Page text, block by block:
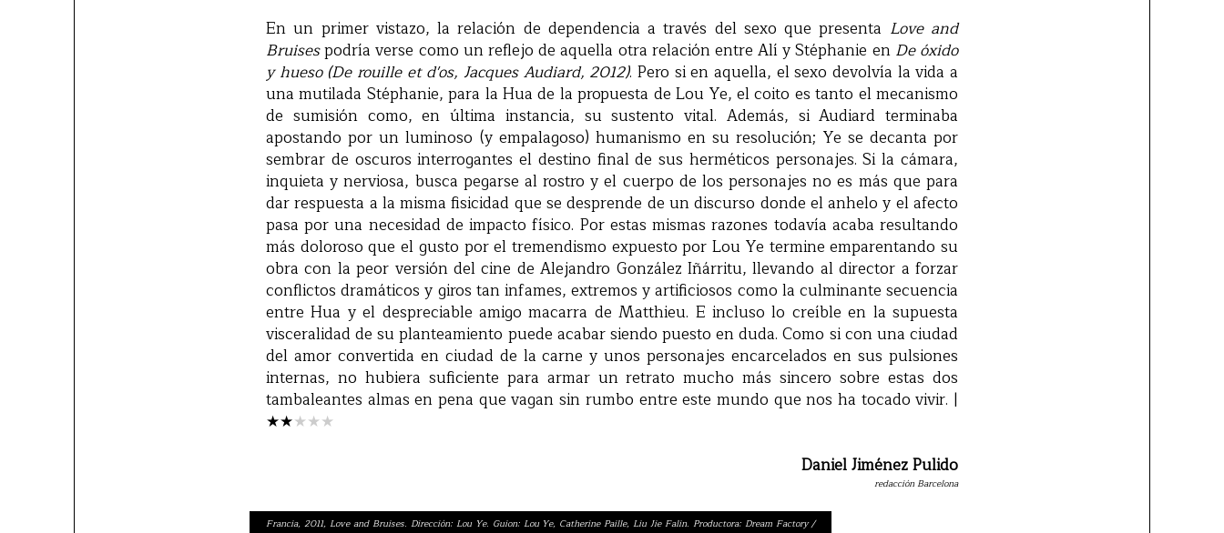
En un primer vistazo, la relación de dependencia a través del sexo que presenta Love and
Bruisespodría verse como un reflejo de aquella otra relación entre Alí y Stéphanie en De óxido
y hueso (De rouille et d'os, Jacques Audiard, 2012). Pero si en aquella, el sexo devolvía la vida a
una mutilada Stéphanie, para la Hua de la propuesta de Lou Ye, el coito es tanto el mecanismo
de sumisión como, en última instancia, su sustento vital. Además, si Audiard terminaba
apostando por un luminoso (y empalagoso) humanismo en su resolución; Ye se decanta por
sembrar de oscuros interrogantes el destino final de sus herméticos personajes. Si la cámara,
inquieta y nerviosa, busca pegarse al rostro y el cuerpo de los personajes no es más que para
dar respuesta a la misma fisicidad que se desprende de un discurso donde el anhelo y el afecto
pasa por una necesidad de impacto físico. Por estas mismas razones todavía acaba resultando
más doloroso que el gusto por el tremendismo expuesto por Lou Ye termine emparentando su
obra con la peor versión del cine de Alejandro González Iñárritu, llevando al director a forzar
conflictos dramáticos y giros tan infames, extremos y artificiosos como la culminante secuencia
entre Hua y el despreciable amigo macarra de Matthieu. E incluso lo creíble en la supuesta
visceralidad de su planteamiento puede acabar siendo puesto en duda. Como si con una ciudad
del amor convertida en ciudad de la carne y unos personajes encarcelados en sus pulsiones
internas, no hubiera suficiente para armar un retrato mucho más sincero sobre estas dos
tambaleantes almas en pena que vagan sin rumbo entre este mundo que nos ha tocado vivir. |
★★★★★
Daniel Jiménez Pulido
redacción Barcelona
Francia, 2011, Love and Bruises. Dirección: Lou Ye. Guion: Lou Ye, Catherine Paille, Liu Jie Falin. Productora: Dream Factory /